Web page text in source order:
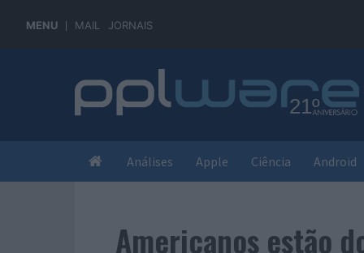
MENU MAIL JORNAIS
Análises Apple Ciência Android
Americanos estão